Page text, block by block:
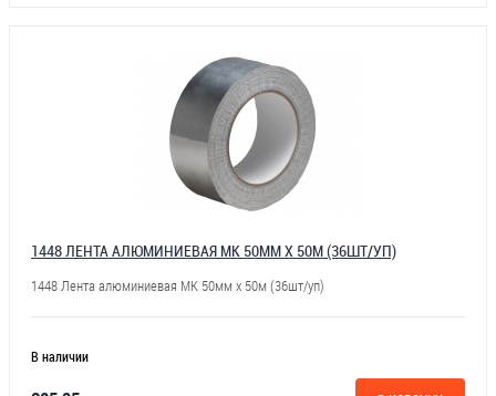
1448 ЛЕНТА АЛЮМИНИЕВАЯ МК 50ММ Х 50М (36ШТ/УП)
1448 Лента алюминиевая МК 50мм х 50м (36шт/уп)
В наличии